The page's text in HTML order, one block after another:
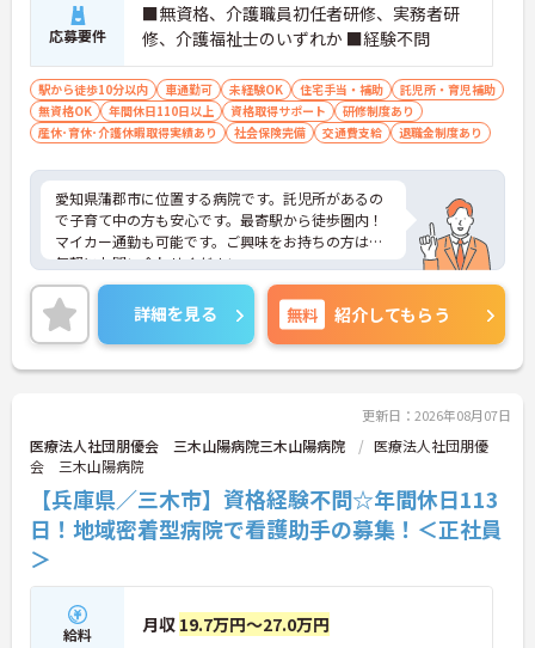
応募要件
■無資格、介護職員初任者研修、実務者研
修、介護福祉士のいずれか ■経験不問
駅から徒歩10分以内 車通勤可 未経験OK 住宅手当・補助
託児所・育児補助
無資格OK
年間休日110日以上 資格取得サポート
研修制度あり
産休･育休･介護休暇取得実績あり
社会保険完備 交通費支給 退職金制度あり
愛知県蒲郡市に位置する病院です。託児所があるの
で子育て中の方も安心です。最寄駅から徒歩圏内！
マイカー通勤も可能です。ご興味をお持ちの方はお
気軽にお問い合わせください。
詳細を見る 無料 紹介してもらう
更新日：2026年08月07日
医療法人社団朋優会 三木山陽病院三木山陽病院
医療法人社団朋優
会 三木山陽病院
【兵庫県／三木市】資格経験不問☆年間休日113
日！地域密着型病院で看護助手の募集！＜正社員
＞
給料 月収 19.7万円～27.0万円